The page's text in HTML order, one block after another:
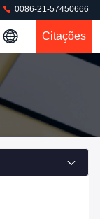
0086-21-57450666
Citações